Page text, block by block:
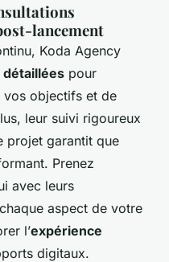
lancement
Koda Agency
pour
objectifs et de
leur suivi rigoureux
projet garantit que
Prenez
avec leurs
aspect de votre
l’expérience
digitaux.